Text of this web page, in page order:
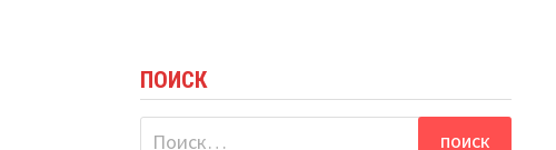
ПОИСК
Найти: